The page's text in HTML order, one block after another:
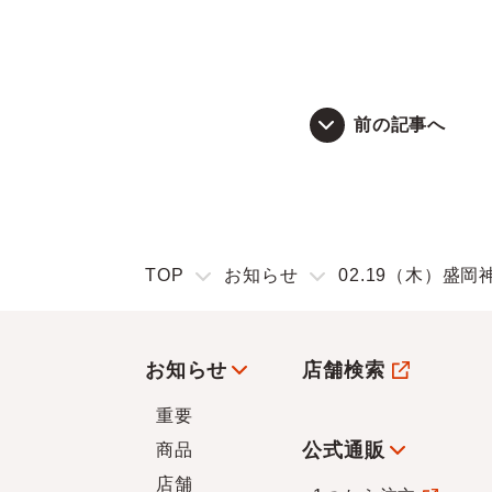
前の記事へ
TOP お知らせ 02.19（木）盛岡
お知らせ
重要
商品
店舗
店舗検索
公式通販